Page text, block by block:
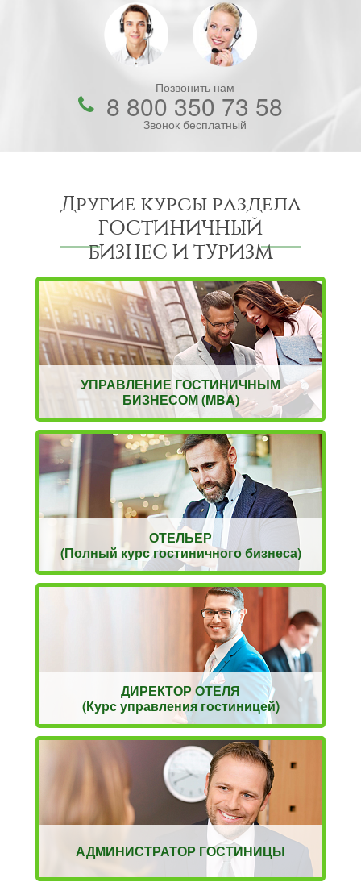
Позвонить нам
8 800 350 73 58
Звонок бесплатный
Другие курсы раздела
ГОСТИНИЧНЫЙ
БИЗНЕС И ТУРИЗМ
УПРАВЛЕНИЕ ГОСТИНИЧНЫМ
БИЗНЕСОМ (MBA)
ОТЕЛЬЕР
(Полный курс гостиничного бизнеса)
ДИРЕКТОР ОТЕЛЯ
(Курс управления гостиницей)
АДМИНИСТРАТОР ГОСТИНИЦЫ